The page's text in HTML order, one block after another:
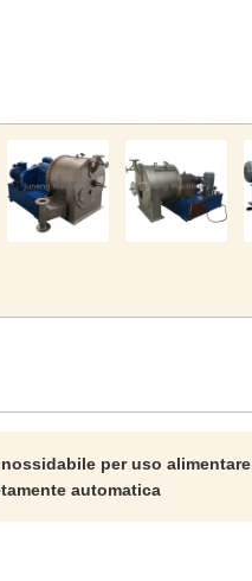
per uso alimentare
automatica